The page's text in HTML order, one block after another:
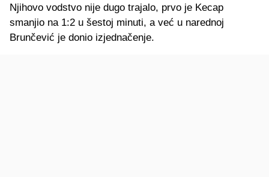
Njihovo vodstvo nije dugo trajalo, prvo je Kecap
smanjio na 1:2 u šestoj minuti, a već u narednoj
Brunčević je donio izjednačenje.